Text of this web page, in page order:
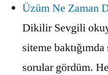
Üzüm Ne Zaman
Dikilir Sevgili
siteme
sorular gördüm.